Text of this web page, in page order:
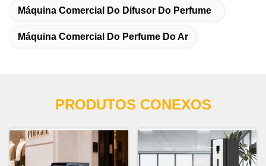
Máquina Comercial Do Difusor Do Perfume
Máquina Comercial Do Perfume Do Ar
PRODUTOS CONEXOS